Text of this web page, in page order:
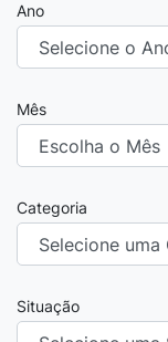
Ano
Mês
Categoria
Situação